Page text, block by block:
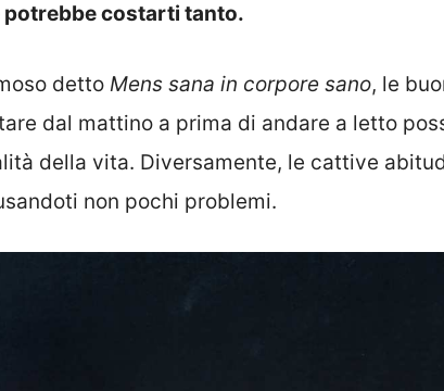
potrebbe costarti tanto.
detto Mens sana in corpore sano, le
dal mattino a prima di andare a letto
della vita. Diversamente, le cattive
non pochi problemi.